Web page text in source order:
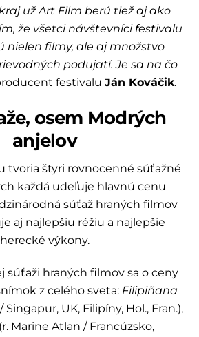
už Art Film berú tiež aj ako
že všetci návštevníci festivalu
nielen filmy, ale aj množstvo
podujatí. Je sa na čo
festivalu Ján Kováčik.
osem Modrých
anjelov
tvoria štyri rovnocenné súťažné
každá udeľuje hlavnú cenu
súťaž hraných filmov
aj najlepšiu réžiu a najlepšie
herecké výkony.
súťaži hraných filmov sa o ceny
z celého sveta: Filipiñana
Singapur, UK, Filipíny, Hol., Fran.),
(r. Marine Atlan / Francúzsko,